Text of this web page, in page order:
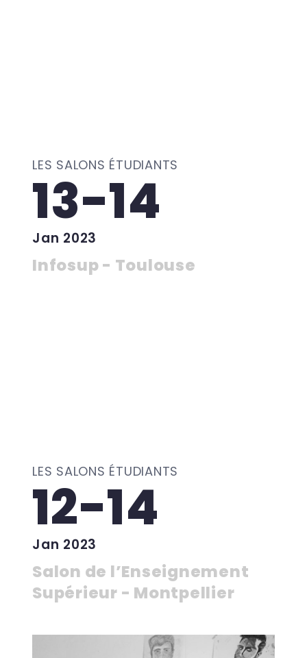
LES SALONS ÉTUDIANTS
13-14
Jan 2023
Infosup - Toulouse
LES SALONS ÉTUDIANTS
12-14
Jan 2023
Salon de l’Enseignement
Supérieur - Montpellier